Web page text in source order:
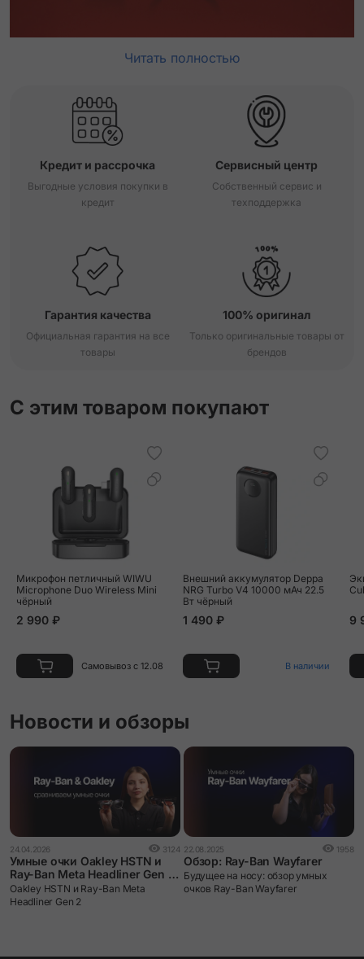
Читать полностью
Кредит и рассрочка
Выгодные условия покупки в
кредит
Сервисный центр
Собственный сервис и
техподдержка
Гарантия качества
Официальная гарантия на все
товары
100% оригинал
Только оригинальные товары от
брендов
С этим товаром покупают
Микрофон петличный WIWU
Microphone Duo Wireless Mini
чёрный
2 990 ₽
Самовывоз с 12.08
Внешний аккумулятор Deppa
NRG Turbo V4 10000 мАч 22.5
Вт чёрный
1 490 ₽
В наличии
9
Новости и обзоры
24.04.2026 3124
Умные очки Oakley HSTN и
Ray-Ban Meta Headliner Gen 2:
сравниваем и выбираем.
Oakley HSTN и Ray-Ban Meta
Headliner Gen 2
22.08.2025 1958
Обзор: Ray-Ban Wayfarer
Будущее на носу: обзор умных
очков Ray-Ban Wayfarer